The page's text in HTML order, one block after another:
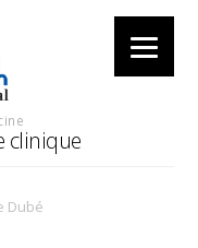
clinique
Dubé